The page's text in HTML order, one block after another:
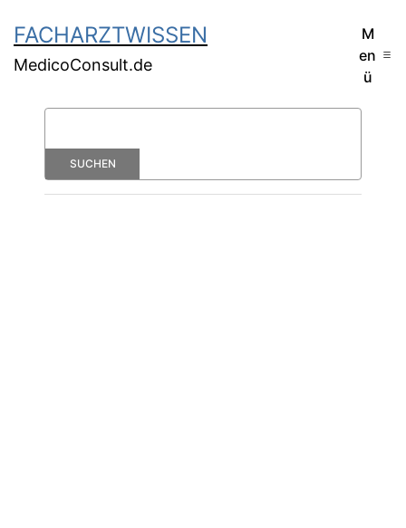
FACHARZTWISSEN
MedicoConsult.de
M
en
ü